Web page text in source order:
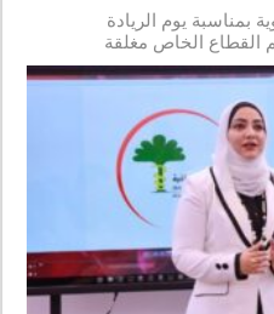
بمناسبة يوم الريادة
القطاع الخاص مغلقة